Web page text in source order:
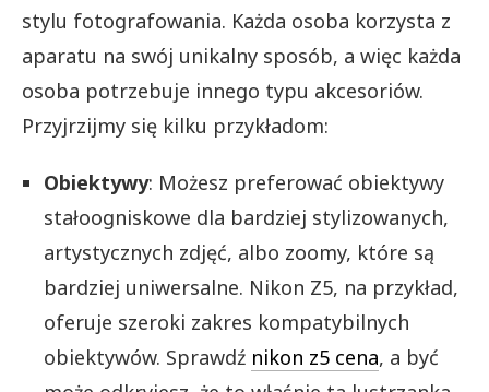
stylu fotografowania. Każda osoba korzysta z
aparatu na swój unikalny sposób, a więc każda
osoba potrzebuje innego typu akcesoriów.
Przyjrzijmy się kilku przykładom:
Obiektywy: Możesz preferować obiektywy
stałoogniskowe dla bardziej stylizowanych,
artystycznych zdjęć, albo zoomy, które są
bardziej uniwersalne. Nikon Z5, na przykład,
oferuje szeroki zakres kompatybilnych
obiektywów. Sprawdź nikon z5 cena, a być